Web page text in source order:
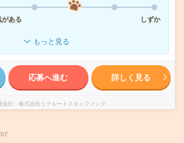
がある
しずか
もっと見る
応募へ進む 詳しく見る
会社 株式会社リクルートスタッフィング